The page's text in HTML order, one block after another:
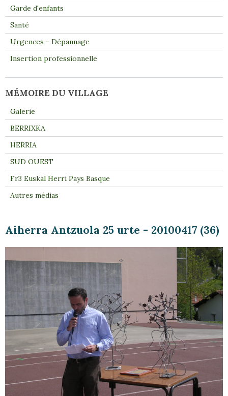
Aiherra Antzuola 25 urte - 20100417 (36)
Garde d'enfants
Santé
Urgences - Dépannage
Insertion professionnelle
MÉMOIRE DU VILLAGE
Galerie
BERRIXKA
HERRIA
SUD OUEST
Fr3 Euskal Herri Pays Basque
Autres médias